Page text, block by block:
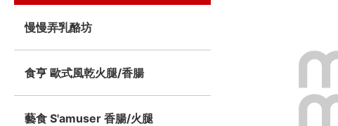
慢慢弄乳酪坊
食亨 歐式風乾火腿/香腸
藝食 S'amuser 香腸/火腿